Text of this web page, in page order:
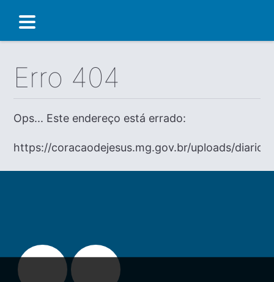
Erro 404
Ops... Este endereço está errado:
https://coracaodejesus.mg.gov.br/uploads/diario/